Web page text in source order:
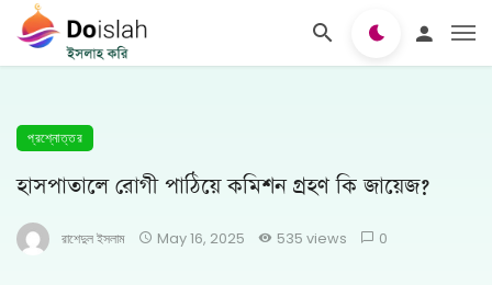
প্রশ্নোত্তর
হাসপাতালে রোগী পাঠিয়ে কমিশন গ্রহণ কি জায়েজ?
রাশেদুল ইসলাম May 16, 2025 535 views 0